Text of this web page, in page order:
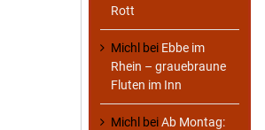
Rott
Michl bei Ebbe im
Rhein – grauebraune
Fluten im Inn
Michl beiAb Montag: